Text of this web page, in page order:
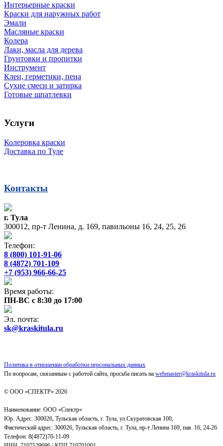
Интерьерные краски
Краски для наружных работ
Эмали
Масляные краски
Колера
Лаки, масла для дерева
Грунтовки и пропитки
Инструмент
Клеи, герметики, пена
Сухие смеси и затирка
Готовые шпатлевки
Услуги
Колеровка краски
Доставка по Туле
Контакты
г. Тула
300012, пр-т Ленина, д. 169, павильоны 16, 24, 25, 26
Телефон:
8 (800) 101-91-06
8 (4872) 701-109
+7 (953) 966-66-25
Время работы:
ПН-ВС с 8:30 до 17:00
Эл. почта:
sk@kraskitula.ru
Политика в отношении обработки персональных данных
По вопросам, связанным с работой сайта, просьба писать на webmaster@kraskitula.ru
© ООО «СПЕКТР» 2026
Наименование: ООО «Спектр»
Юр. Адрес: 300026, Тульская область, г. Тула, ул.Скуратовская 100,
Фактический адрес: 300026, Тульская область, г. Тула, пр-т Ленина 169, пав. 16, 24-26
Телефон: 8(4872)70-11-09